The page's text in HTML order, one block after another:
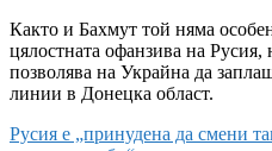
Както и Бахмут той няма
цялостната офанзива на Русия,
позволява на Украйна да
линии в Донецка област.
Русия е „принудена да смени